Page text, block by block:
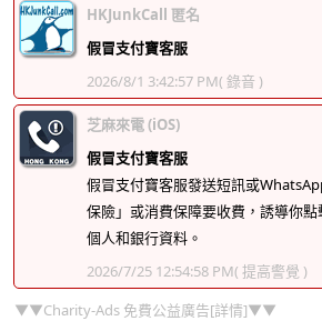
HKJunkCall 匿名
假冒支付寶客服
2026/8/1 3:42:57 PM( 錄音 )
芝麻來電 (iOS)
假冒支付寶客服
假冒支付寶客服發送短訊或
保險」或消費保障要收費，誘導你
個人和銀行資料。
2026/7/25 12:54:58 PM( 提高警覺 )
▼▼Charity-Ads 免費公益廣告[詳情]▼▼